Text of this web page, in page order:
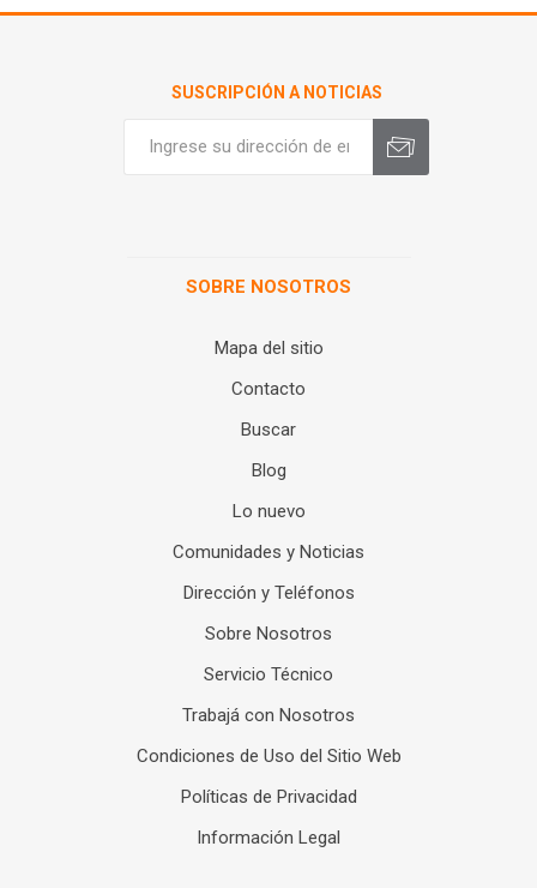
SUSCRIPCIÓN A NOTICIAS
SOBRE NOSOTROS
Mapa del sitio
Contacto
Buscar
Blog
Lo nuevo
Comunidades y Noticias
Dirección y Teléfonos
Sobre Nosotros
Servicio Técnico
Trabajá con Nosotros
Condiciones de Uso del Sitio Web
Políticas de Privacidad
Información Legal